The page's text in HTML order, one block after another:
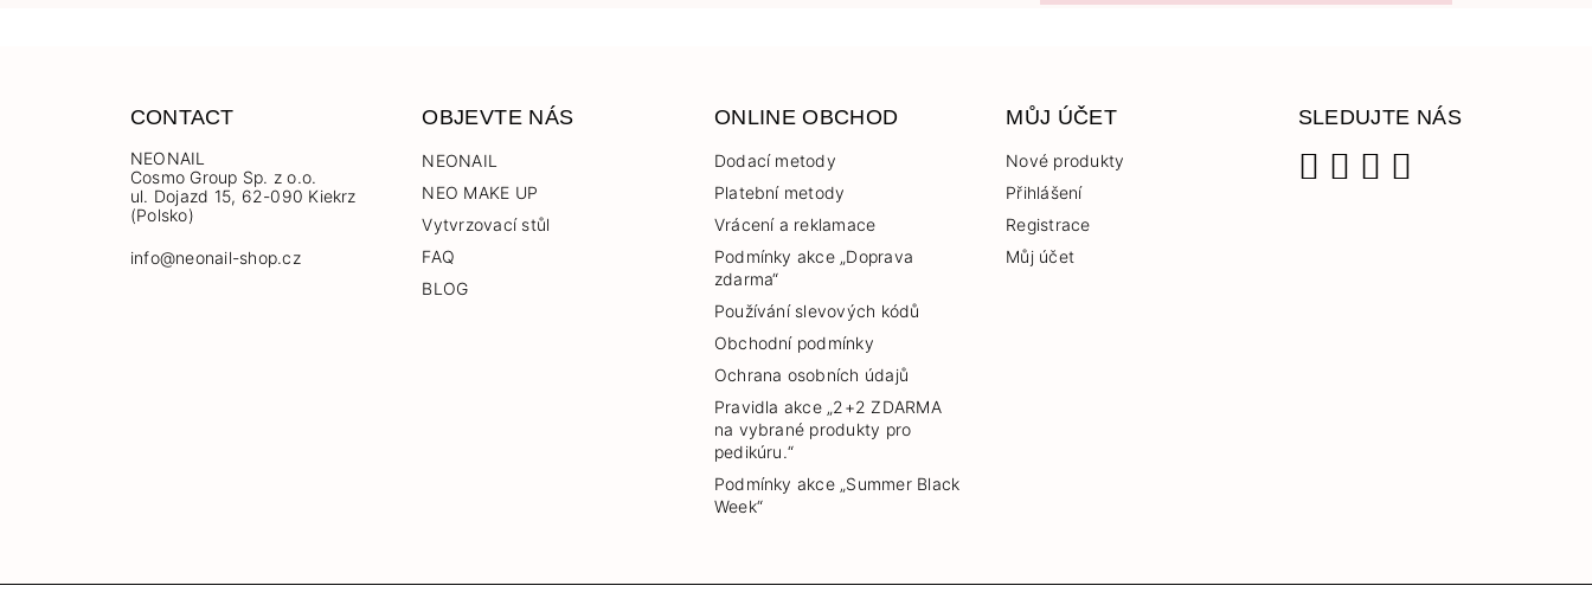
CONTACT
NEONAIL
Cosmo Group Sp. z o.o.
ul. Dojazd 15, 62-090 Kiekrz
(Polsko)
info@neonail-shop.cz
OBJEVTE NÁS
NEONAIL
NEO MAKE UP
Vytvrzovací stůl
FAQ
BLOG
ONLINE OBCHOD
Dodací metody
Platební metody
Vrácení a reklamace
Podmínky akce „Doprava
zdarma“
Používání slevových kódů
Obchodní podmínky
Ochrana osobních údajů
Pravidla akce „2+2 ZDARMA
na vybrané produkty pro
pedikúru.“
Podmínky akce „Summer Black
Week“
MŮJ ÚČET
Nové produkty
Přihlášení
Registrace
Můj účet
SLEDUJTE NÁS